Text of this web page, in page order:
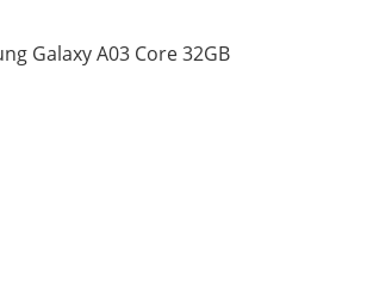
Galaxy A03 Core 32GB